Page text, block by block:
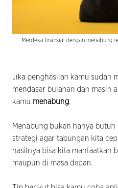
Merdeka finansial dengan menabung
Jika penghasilan kamu sudah
mendasar bulanan dan masih
kamu menabung.
Menabung bukan hanya
strategi agar tabungan kita
hasilnya bisa kita manfaatkan
maupun di masa depan.